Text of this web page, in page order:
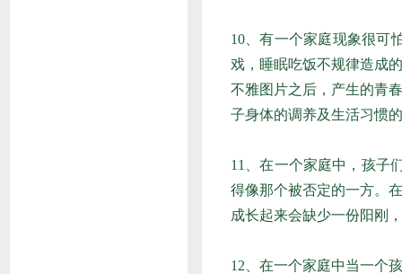
10、有一个家庭现象很可
戏，睡眠吃饭不规律造成
不雅图片之后，产生的青
子身体的调养及生活习惯
11、在一个家庭中，孩子
得像那个被否定的一方。
成长起来会缺少一份阳刚
12、在一个家庭中当一个